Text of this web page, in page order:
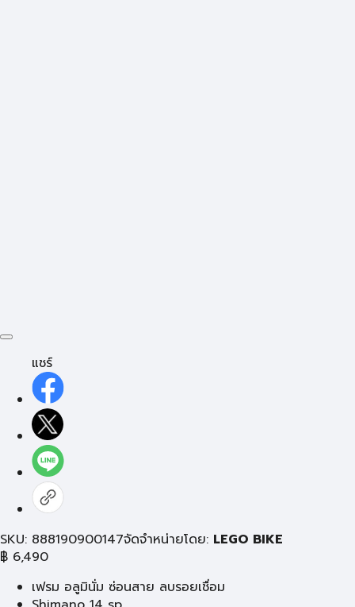
แชร์
SKU: 888190900147จัดจำหน่ายโดย: LEGO BIKE
฿ 6,490
เฟรม อลูมินั่ม ซ่อนสาย ลบรอยเชื่อม